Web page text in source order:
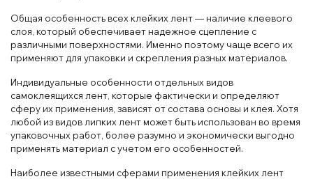
Общая особенность всех клейких лент — наличие клеевого
слоя, который обеспечивает надежное сцепление с
различными поверхностями. Именно поэтому чаще всего их
применяют для упаковки и скрепления разных материалов.
Индивидуальные особенности отдельных видов
самоклеящихся лент, которые фактически и определяют
сферу их применения, зависят от состава основы и клея. Хотя
любой из видов липких лент может быть использован во время
упаковочных работ, более разумно и экономически выгодно
применять материал с учетом его особенностей.
Наиболее известными сферами применения клейких лент